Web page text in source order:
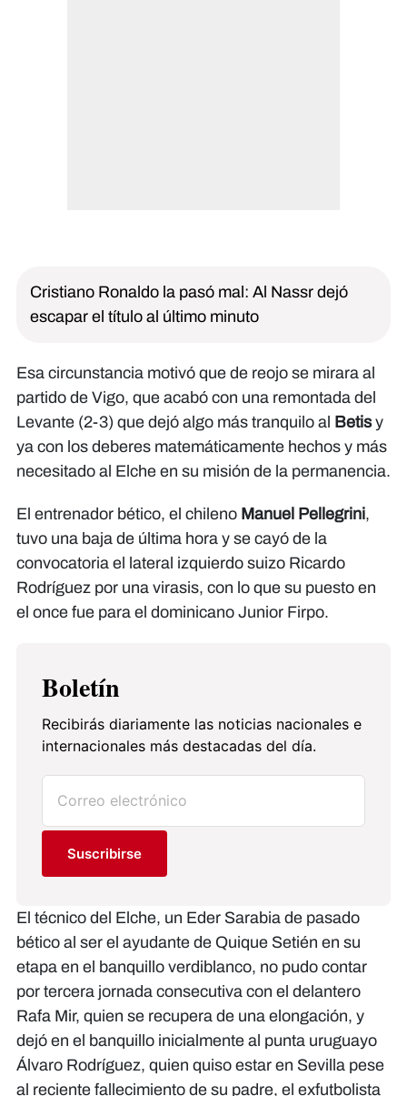
Cristiano Ronaldo la pasó mal: Al Nassr dejó
escapar el título al último minuto
Esa circunstancia motivó que de reojo se mirara al
partido de Vigo, que acabó con una remontada del
Levante (2-3) que dejó algo más tranquilo al Betisy
ya con los deberes matemáticamente hechos y más
necesitado al Elche en su misión de la permanencia.
El entrenador bético, el chileno Manuel Pellegrini,
tuvo una baja de última hora y se cayó de la
convocatoria el lateral izquierdo suizo Ricardo
Rodríguez por una virasis, con lo que su puesto en
el once fue para el dominicano Junior Firpo.
Boletín
Recibirás diariamente las noticias nacionales e
internacionales más destacadas del día.
Suscribirse
El técnico del Elche, un Eder Sarabia de pasado
bético al ser el ayudante de Quique Setién en su
etapa en el banquillo verdiblanco, no pudo contar
por tercera jornada consecutiva con el delantero
Rafa Mir, quien se recupera de una elongación, y
dejó en el banquillo inicialmente al punta uruguayo
Álvaro Rodríguez, quien quiso estar en Sevilla pese
al reciente fallecimiento de su padre, el exfutbolista